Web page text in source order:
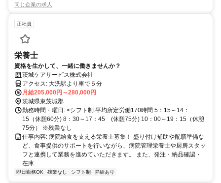
同じ企業の求人
正社員
栄養士
資格を生かして、一緒に働きませんか？
茨城ケアサービス株式会社
アクセス: 大洗駅より車で５分
月給205,000円～280,000円
茨城県東茨城郡
勤務時間・曜日: <シフト制:平均所定労働170時間 5：15～14：
15（休憩60分) 8：30～17：45 (休憩75分) 10：00～19：15（休憩
75分） ※残業なし
仕事内容: 病院給食を支える栄養士募集！ 盛り付け補助や配膳準備な
ど、食事提供のサポートを行いながら、病院管理栄養士や厨房スタッ
フと連携して業務を進めていただきます。 また、発注・納品確認・
在庫...
即日勤務OK 残業なし シフト制 昇給あり